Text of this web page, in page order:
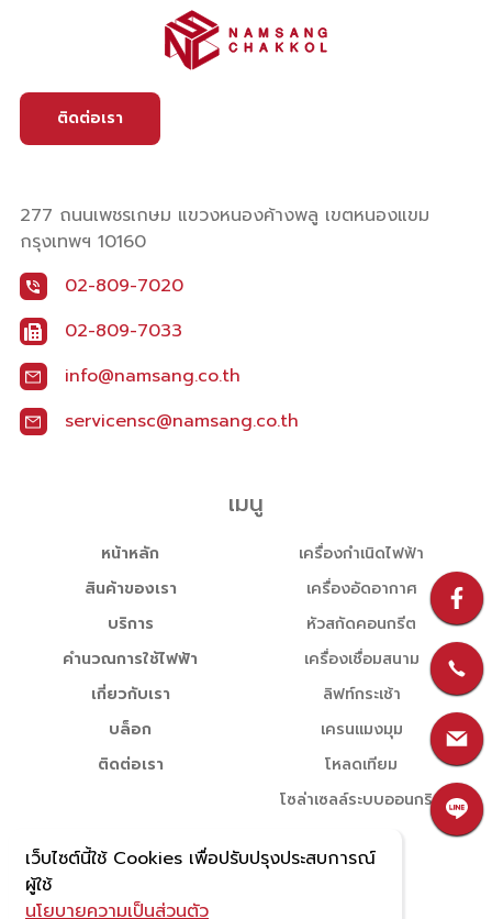
เว็บไซต์นี้ใช้ Cookies เพื่อปรับปรุงประสบการณ์
ผู้ใช้
นโยบายความเป็นส่วนตัว
ติดต่อเรา
277 ถนนเพชรเกษม แขวงหนองค้างพลู เขตหนองแขม
กรุงเทพฯ 10160
02-809-7020
02-809-7033
info@namsang.co.th
servicensc@namsang.co.th
เมนู
หน้าหลัก
สินค้าของเรา
บริการ
คำนวณการใช้ไฟฟ้า
เกี่ยวกับเรา
บล็อก
ติดต่อเรา
เครื่องกำเนิดไฟฟ้า
เครื่องอัดอากาศ
หัวสกัดคอนกรีต
เครื่องเชื่อมสนาม
ลิฟท์กระเช้า
เครนแมงมุม
โหลดเทียม
โซล่าเซลล์ระบบออนกริด